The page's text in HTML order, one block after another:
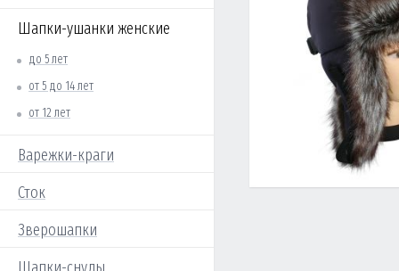
Шапки-ушанки женские
до 5 лет
от 5 до 14 лет
от 12 лет
Варежки-краги
Сток
Зверошапки